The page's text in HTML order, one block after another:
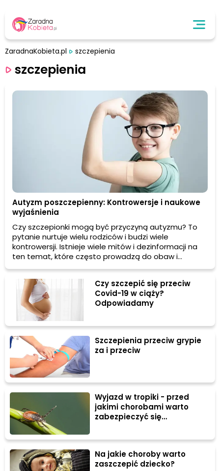
ZaradnaKobieta.pl szczepienia
szczepienia
Autyzm poszczepienny: Kontrowersje i naukowe
wyjaśnienia
Czy szczepionki mogą być przyczyną autyzmu? To
pytanie nurtuje wielu rodziców i budzi wiele
kontrowersji. Istnieje wiele mitów i dezinformacji na
ten temat, które często prowadzą do obaw i
niepewności. W tym artykule rozwiejemy wątpliwości i
przedstawimy najnowsze badania naukowe, które
wyjaśniają związek między szczepionkami a
autyzmem.
Czy szczepić się przeciw
Covid-19 w ciąży?
Odpowiadamy
Szczepienia przeciw grypie
za i przeciw
Wyjazd w tropiki - przed
jakimi chorobami warto
zabezpieczyć się
Na jakie choroby warto
zaszczepić dziecko?